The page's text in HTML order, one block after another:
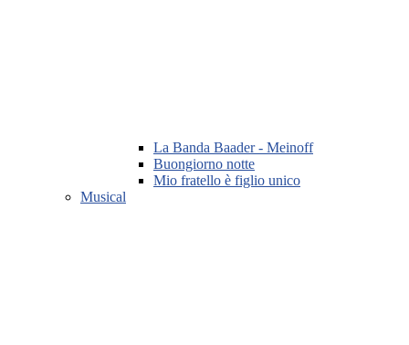
La Banda Baader - Meinoff
Buongiorno notte
Mio fratello è figlio unico
Musical